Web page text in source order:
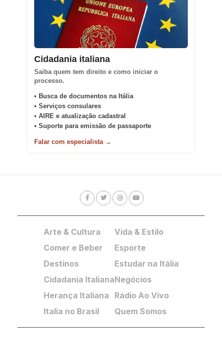
Cidadania italiana
Saiba quem tem direito e como iniciar o
processo.
• Busca de documentos na Itália
• Serviços consulares
• AIRE e atualização cadastral
• Suporte para emissão de passaporte
Falar com especialista →
Arte & Cultura
Comer e Beber
Destinos
Cidadania Italiana
Herança Italiana
Italia no Brasil
Vida & Estilo
Esporte
Estudar na Itália
Negócios
Rádio Ao Vivo
Quem Somos